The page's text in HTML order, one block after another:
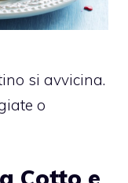
si avvicina.
o